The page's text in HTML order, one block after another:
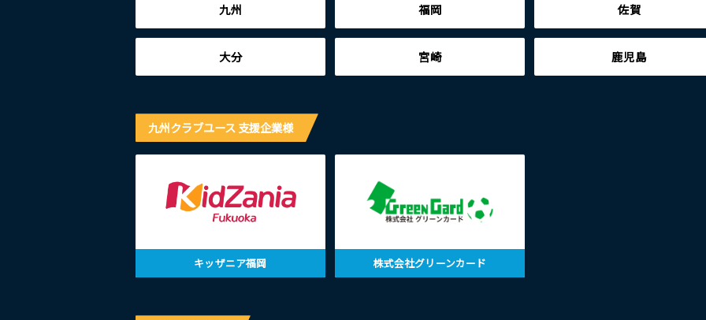
九州 福岡 佐賀
大分 宮崎 鹿児島
九州クラブユース 支援企業様
キッザニア福岡 株式会社グリーンカード